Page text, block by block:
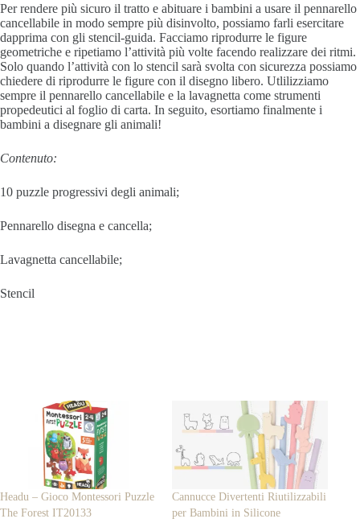
Per rendere più sicuro il tratto e abituare i bambini a usare il pennarello
cancellabile in modo sempre più disinvolto, possiamo farli esercitare
dapprima con gli stencil-guida. Facciamo riprodurre le figure
geometriche e ripetiamo l’attività più volte facendo realizzare dei ritmi.
Solo quando l’attività con lo stencil sarà svolta con sicurezza possiamo
chiedere di riprodurre le figure con il disegno libero. Utlilizziamo
sempre il pennarello cancellabile e la lavagnetta come strumenti
propedeutici al foglio di carta. In seguito, esortiamo finalmente i
bambini a disegnare gli animali!
Contenuto:
10 puzzle progressivi degli animali;
Pennarello disegna e cancella;
Lavagnetta cancellabile;
Stencil
Headu – Gioco Montessori Puzzle
The Forest IT20133
Cannucce Divertenti Riutilizzabili
per Bambini in Silicone